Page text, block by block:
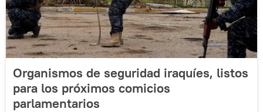
Organismos de seguridad iraquíes, listos
para los próximos comicios
parlamentarios